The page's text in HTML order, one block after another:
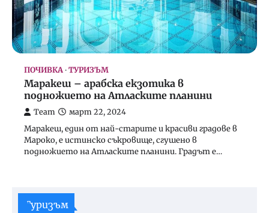
ПОЧИВКА ТУРИЗЪМ
Маракеш – арабска екзотика в
подножието на Атласките планини
Team март 22, 2024
Маракеш, един от най-старите и красиви градове в
Мароко, е истинско съкровище, сгушено в
подножието на Атласките планини. Градът е…
Туризъм